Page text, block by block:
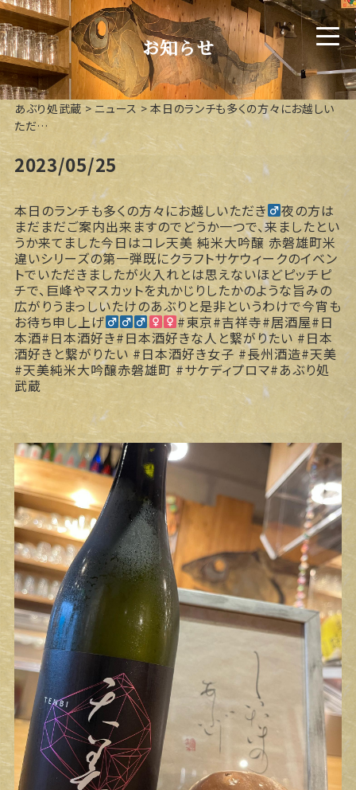
お知らせ
あぶり処武蔵> ニュース >本日のランチも多くの方々にお越しい
ただ…
2023/05/25
本日のランチも多くの方々にお越しいただき‍
夜の方は
まだまだご案内出来ますのでどうか一つで、来ましたとい
うか来てました今日はコレ天美 純米大吟醸 赤磐雄町米
違いシリーズの第一弾既にクラフトサケウィークのイベン
トでいただきましたが火入れとは思えないほどピッチピ
チで、巨峰やマスカットを丸かじりしたかのような旨みの
広がりうまっしいたけのあぶりと是非というわけで今宵も
お待ち申し上げ‍
#東京#吉祥寺#居酒屋#日
本酒#日本酒好き#日本酒好きな人と繋がりたい #日本
酒好きと繋がりたい #日本酒好き女子 #長州酒造#天美
#天美純米大吟醸赤磐雄町 #サケディプロマ#あぶり処
武蔵